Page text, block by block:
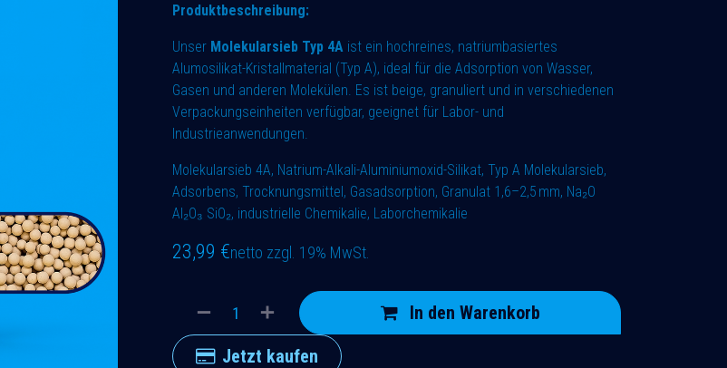
Produktbeschreibung:
Unser Molekularsieb Typ 4A ist ein hochreines, natriumbasiertes
Alumosilikat-Kristallmaterial (Typ A), ideal für die Adsorption von Wasser,
Gasen und anderen Molekülen. Es ist beige, granuliert und in verschiedenen
Verpackungseinheiten verfügbar, geeignet für Labor- und
Industrieanwendungen.
Molekularsieb 4A, Natrium-Alkali-Aluminiumoxid-Silikat, Typ A Molekularsieb,
Adsorbens, Trocknungsmittel, Gasadsorption, Granulat 1,6–2,5 mm, Na₂O
Al₂O₃ SiO₂, industrielle Chemikalie, Laborchemikalie
23,99 €netto zzgl. 19% MwSt.
In den Warenkorb
Jetzt kaufen